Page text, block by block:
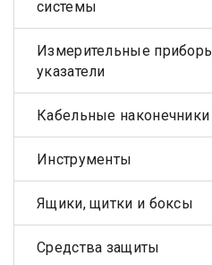
системы
Измерительные
указатели
Кабельные наконечники
Инструменты
Ящики, щитки и боксы
Средства защиты